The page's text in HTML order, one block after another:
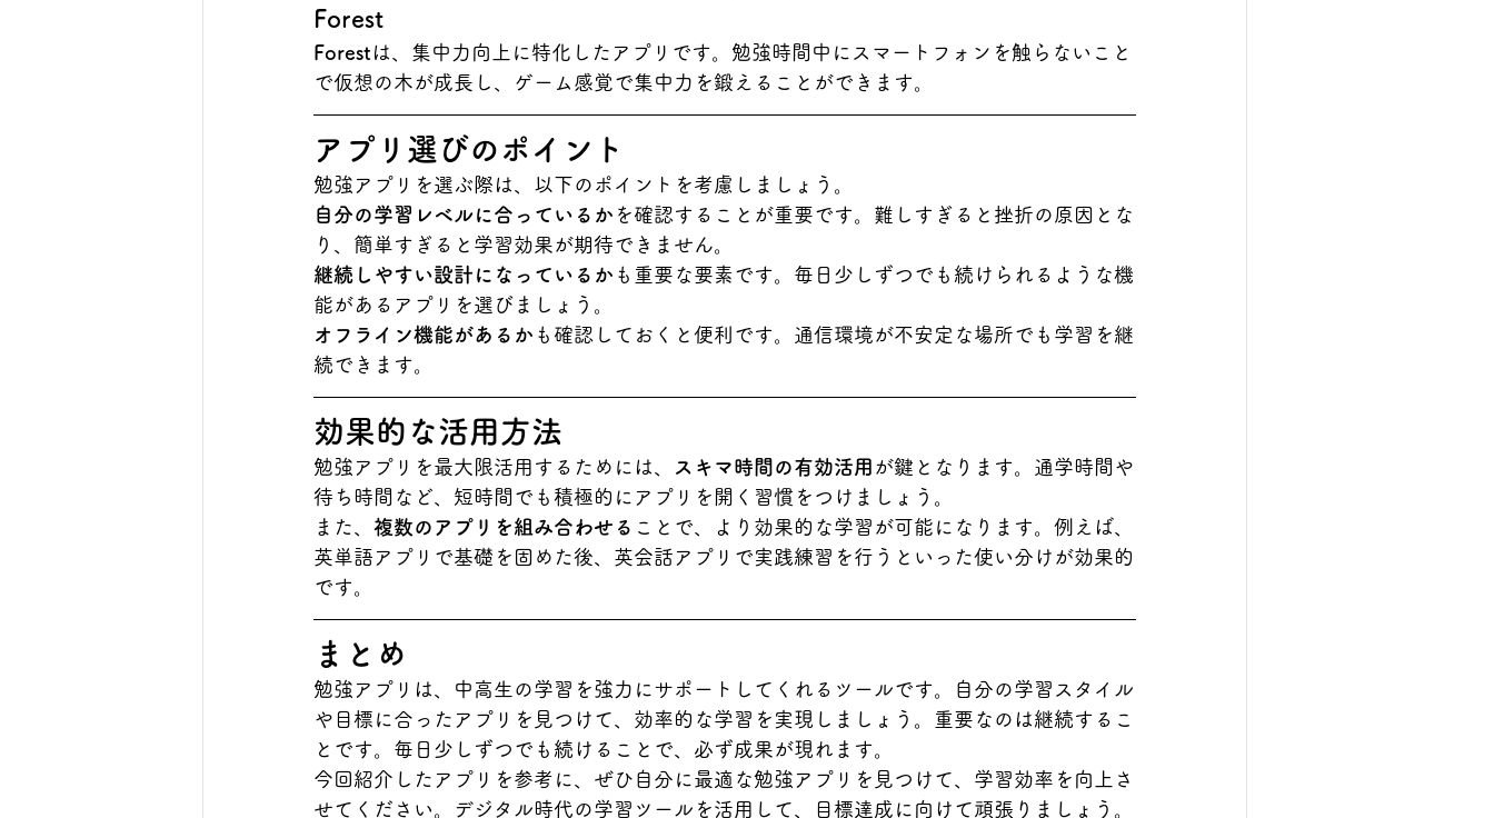
Forest
Forest は、集中力向上に特化したアプリです。勉強時間中にスマートフォンを触らないこと
で仮想の木が成長し、ゲーム感覚で集中力を鍛えることができます。
アプリ選びのポイント
勉強アプリを選ぶ際は、以下のポイントを考慮しましょう。
自分の学習レベルに合っているか を確認することが重要です。難しすぎると挫折の原因とな
り、簡単すぎると学習効果が期待できません。
継続しやすい設計になっているか も重要な要素です。毎日少しずつでも続けられるような機
能があるアプリを選びましょう。
オフライン機能があるか も確認しておくと便利です。通信環境が不安定な場所でも学習を継
続できます。
効果的な活用方法
勉強アプリを最大限活用するためには、 スキマ時間の有効活用 が鍵となります。通学時間や
待ち時間など、短時間でも積極的にアプリを開く習慣をつけましょう。
また、 複数のアプリを組み合わせる ことで、より効果的な学習が可能になります。例えば、
英単語アプリで基礎を固めた後、英会話アプリで実践練習を行うといった使い分けが効果的
です。
まとめ
勉強アプリは、中高生の学習を強力にサポートしてくれるツールです。自分の学習スタイル
や目標に合ったアプリを見つけて、効率的な学習を実現しましょう。重要なのは継続するこ
とです。毎日少しずつでも続けることで、必ず成果が現れます。
今回紹介したアプリを参考に、ぜひ自分に最適な勉強アプリを見つけて、学習効率を向上さ
せてください。デジタル時代の学習ツールを活用して、目標達成に向けて頑張りましょう。